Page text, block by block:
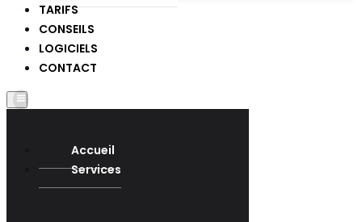
TARIFS
CONSEILS
LOGICIELS
CONTACT
Accueil
Services